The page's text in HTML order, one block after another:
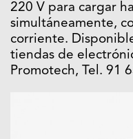
220 V para cargar
simultáneamente,
corriente.
tiendas de
Promotech, Tel. 91